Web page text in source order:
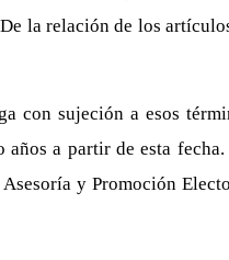
la relación de los
con sujeción a esos
a partir de esta fecha.
y Promoción